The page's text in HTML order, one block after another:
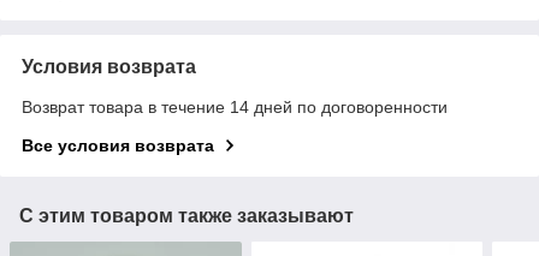
Условия возврата
Возврат товара в течение 14 дней по договоренности
Все условия возврата
С этим товаром также заказывают